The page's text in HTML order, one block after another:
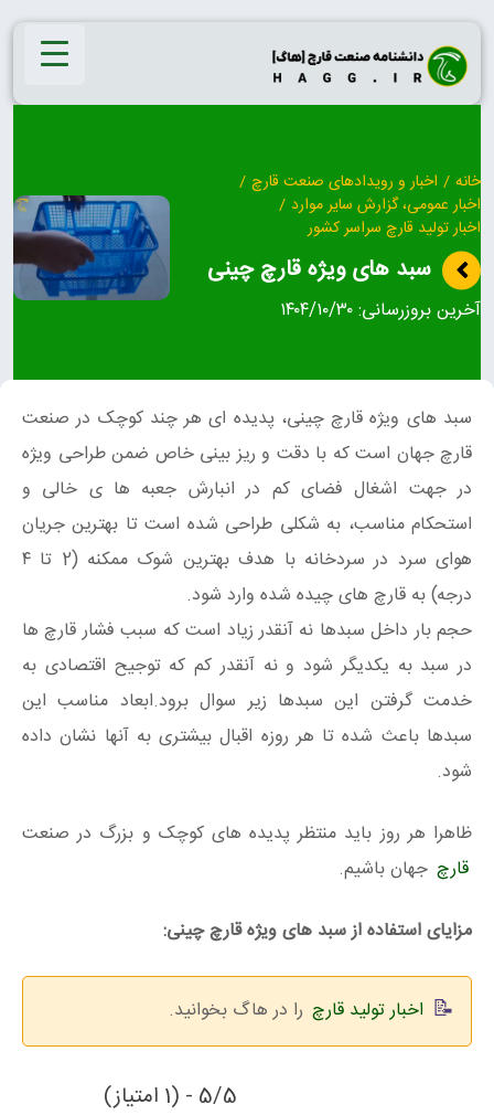
Skip
content
خانه / اخبار و رویدادهای صنعت قارچ /
اخبار عمومی، گزارش سایر موارد /
اخبار تولید قارچ سراسر کشور
سبد های ویژه قارچ چینی
آخرین بروزرسانی:۱۴۰۴/۱۰/۳۰
سبد های ویژه قارچ چینی، پدیده ای هر چند کوچک در صنعت
قارچ جهان است که با دقت و ریز بینی خاص ضمن طراحی ویژه
در جهت اشغال فضای کم در انبارش جعبه ها ی خالی و
استحکام مناسب، به شکلی طراحی شده است تا بهترین جریان
هوای سرد در سردخانه با هدف بهترین شوک ممکنه (2 تا ۴
درجه) به قارچ های چیده شده وارد شود.
حجم بار داخل سبدها نه آنقدر زیاد است که سبب فشار قارچ ها
در سبد به یکدیگر شود و نه آنقدر کم که توجیح اقتصادی به
خدمت گرفتن این سبدها زیر سوال برود.ابعاد مناسب این
سبدها باعث شده تا هر روزه اقبال بیشتری به آنها نشان داده
شود.
ظاهرا هر روز باید منتظر پدیده های کوچک و بزرگ در صنعت
قارچ جهان باشیم.
مزایای استفاده از سبد های ویژه قارچ چینی:
اخبار تولید قارچ را در هاگ بخوانید.
5/5 - (1 امتیاز)